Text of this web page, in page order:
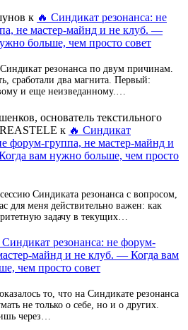
к 🔥 Синдикат резонанса: не
не мастер-майнд и не клуб. —
больше, чем просто совет
резонанса по двум причинам.
сработали два магнита. Первый:
и еще неизведанному.…
основатель текстильного
к 🔥 Синдикат
форум-группа, не мастер-майнд и
вам нужно больше, чем просто
Синдиката резонанса с вопросом,
для меня действительно важен: как
задачу в текущих…
Синдикат резонанса: не форум-
майнд и не клуб. — Когда вам
чем просто совет
то, что на Синдикате резонанса
не только о себе, но и о других.
через…